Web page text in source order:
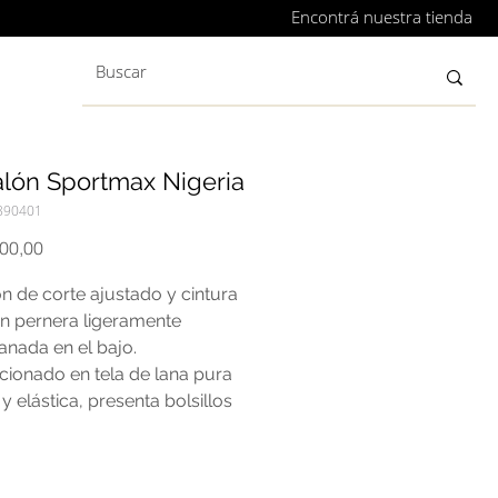
Encontrá nuestra tienda
Sportmax Nigeria
Precio
de corte ajustado y cintura
pernera ligeramente
en el bajo.
en tela de lana pura
elástica, presenta bolsillos
en la pierna para estilizar
y bolsillos traseros